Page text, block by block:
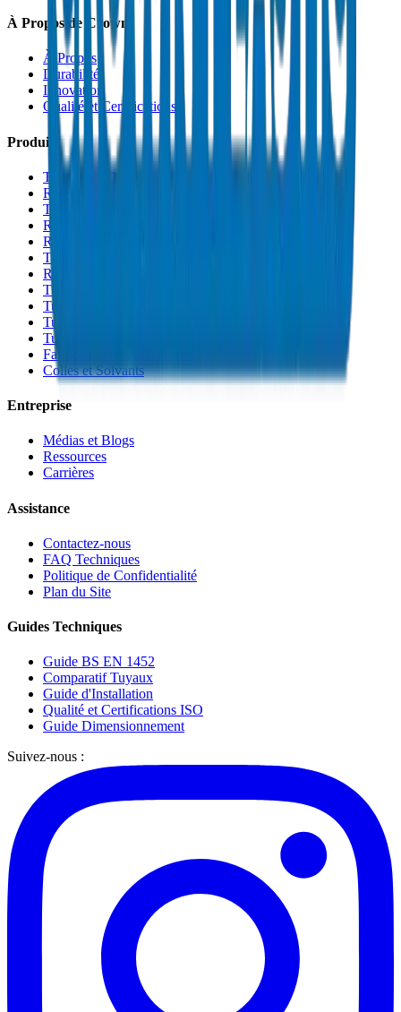
À Propos de Crown
À Propos
Durabilité
Innovation
Qualité et Certifications
Produits
Tuyaux de Drainage UPVC
Raccords de Drainage UPVC
Tuyaux PVC Haute Pression
Raccords PVC Haute Pression
Raccords PVC SCH 40
Tuyaux de Gaine PVC
Raccords de Gaine PVC
Tuyaux Conduit PVC
Tuyaux PP-R
Tuyaux HDPE
Tuyaux PEX
Fabrications et Accessoires
Colles et Solvants
Entreprise
Médias et Blogs
Ressources
Carrières
Assistance
Contactez-nous
FAQ Techniques
Politique de Confidentialité
Plan du Site
Guides Techniques
Guide BS EN 1452
Comparatif Tuyaux
Guide d'Installation
Qualité et Certifications ISO
Guide Dimensionnement
Suivez-nous :